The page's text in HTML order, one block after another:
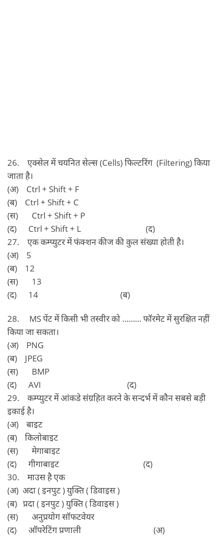
26. एक्‍सेल में चयनित सेल्‍स (Cells) फिल्‍टरिंग (Filtering) किया
जाता है।
(अ) Ctrl + Shift + F
(ब) Ctrl + Shift + C
(स) Ctrl + Shift + P
(द) Ctrl + Shift + L (द)
27. एक कम्‍प्‍युटर में फंक्‍शन कीज की कुल संख्‍या होती है।
(अ) 5
(ब) 12
(स) 13
(द) 14 (ब)
28. MS पेंट में किसी भी तस्‍वीर को ……… फॉरमेट में सुरक्षित नहीं
किया जा सकता।
(अ) PNG
(ब) JPEG
(स) BMP
(द) AVI (द)
29. कम्‍प्‍युटर में आंकडे संग्रहित करने के सन्‍दर्भ में कौन सबसे बड़ी
इकाई है।
(अ) बाइट
(ब) किलोबाइट
(स) मेगाबाइट
(द) गीगाबाइट (द)
30. माउस है एक
(अ) अदा ( इनपुट ) युक्ति ( डिवाइस )
(ब) प्रदा ( इनपुट ) युक्ति ( डिवाइस )
(स) अनुप्रयोग सॉफटवेयर
(द) ऑपरेटिंग प्रणाली (अ)